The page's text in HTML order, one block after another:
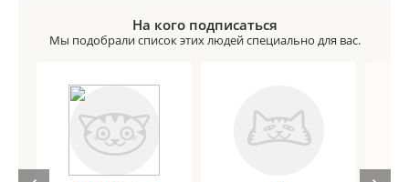
На кого подписаться
Мы подобрали список этих людей специально для вас.